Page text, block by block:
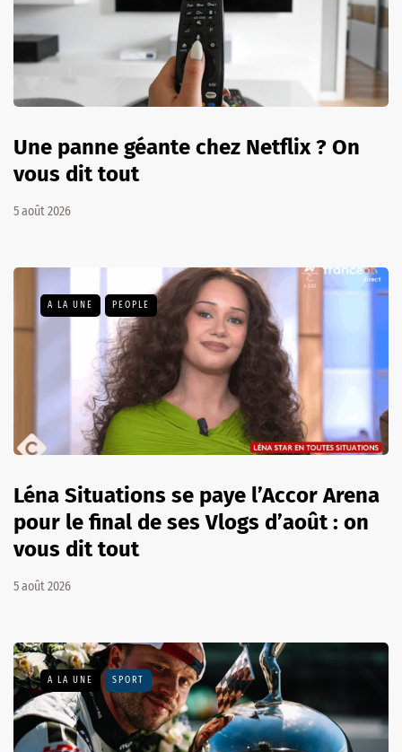
Une panne géante chez Netflix ? On
vous dit tout
5 août 2026
A LA UNE PEOPLE
Léna Situations se paye l’Accor Arena
pour le final de ses Vlogs d’août : on
vous dit tout
5 août 2026
A LA UNE SPORT